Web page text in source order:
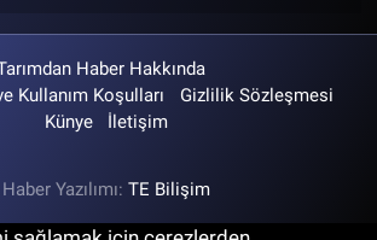
Haber Hakkında
Kullanım Koşulları
Gizlilik Sözleşmesi
Künye
İletişim
Haber Yazılımı: TE Bilişim